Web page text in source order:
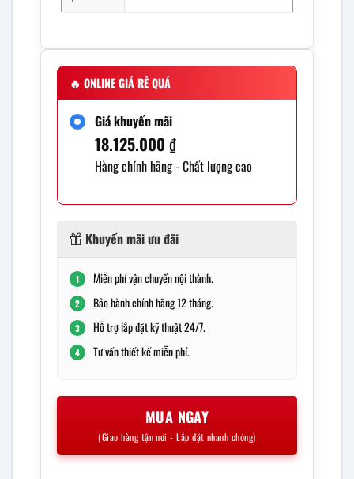
🔥 ONLINE GIÁ RẺ QUÁ
Giá khuyến mãi
18.125.000 ₫
Hàng chính hãng - Chất lượng cao
Khuyến mãi ưu đãi
1 Miễn phí vận chuyển nội thành.
2 Bảo hành chính hãng 12 tháng.
3 Hỗ trợ lắp đặt kỹ thuật 24/7.
4 Tư vấn thiết kế miễn phí.
MUA NGAY
(Giao hàng tận nơi - Lắp đặt nhanh chóng)